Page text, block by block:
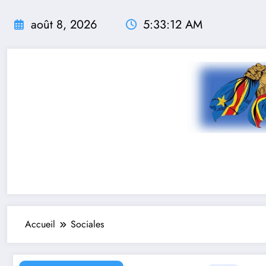
août 8, 2026 5:33:13 AM
Accueil Sociales